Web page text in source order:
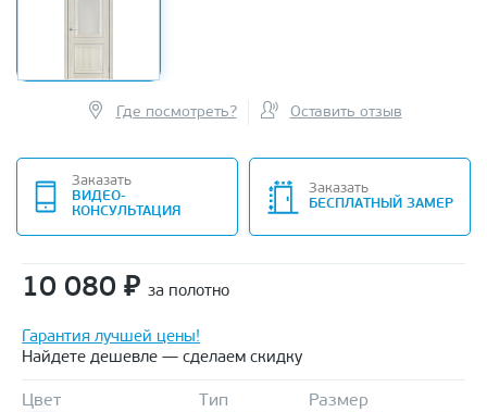
Где посмотреть? Оставить отзыв
Заказать
ВИДЕО-
КОНСУЛЬТАЦИЯ
Заказать
БЕСПЛАТНЫЙ ЗАМЕР
10 080 ₽ за полотно
Гарантия лучшей цены!
Найдете дешевле — сделаем скидку
Цвет Тип Размер